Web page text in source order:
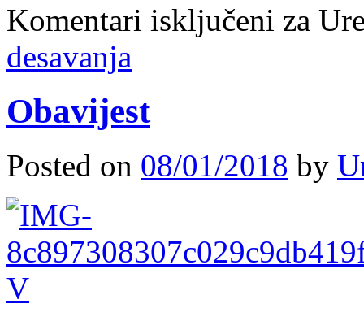
Komentari isključeni za
desavanja
Obavijest
Posted on 08/01/2018 by